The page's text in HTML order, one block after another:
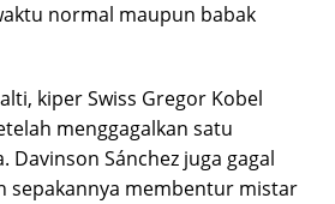
normal maupun babak
kiper Swiss Gregor Kobel
menggagalkan satu
Davinson Sánchez juga gagal
sepakannya membentur mistar